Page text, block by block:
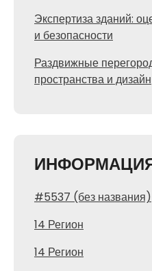
Экспертиза зданий:
и безопасности
Раздвижные
пространства и дизайн
#5537 (без названия)
14 Регион
14 Регион